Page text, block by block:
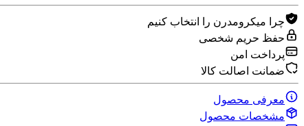
چرا میکرومدرن را انتخاب کنیم
حفظ حریم شخصی
پرداخت امن
ضمانت اصالت کالا
معرفی محصول
مشخصات محصول